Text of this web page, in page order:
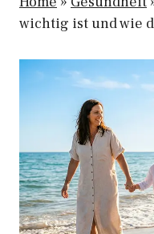
wichtig ist und wie